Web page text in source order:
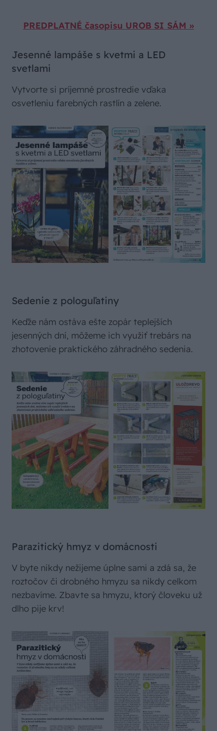
PREDPLATNÉ časopisu UROB SI SÁM »
Jesenné lampáše s kvetmi a LED
svetlami
Vytvorte si príjemné prostredie vďaka
osvetleniu farebných rastlín a zelene.
Sedenie z pologuľatiny
Keďže nám ostáva ešte zopár teplejších
jesenných dní, môžeme ich využiť trebárs na
zhotovenie praktického záhradného sedenia.
Parazitický hmyz v domácnosti
V byte nikdy nežijeme úplne sami a zdá sa, že
roztočov či drobného hmyzu sa nikdy celkom
nezbavíme. Zbavte sa hmyzu, ktorý človeku už
dlho pije krv!